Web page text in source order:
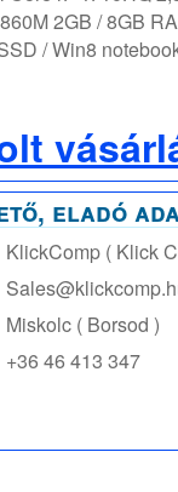
2GB / 8GB
/ Win8
eladó
KlickComp ( Klick
Miskolc ( Borsod )
+36 46 413 347